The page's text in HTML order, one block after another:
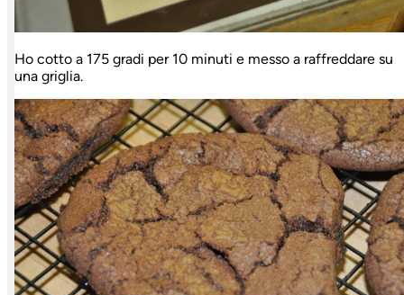
Ho cotto a 175 gradi per 10 minuti e messo a raffreddare su
una griglia.